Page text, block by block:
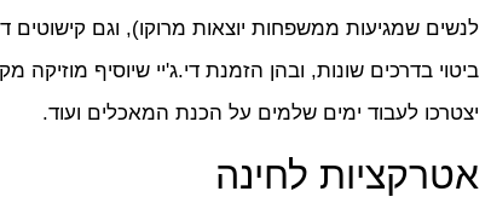
לנשים שמגיעות ממשפחות יוצאות מרוקו), וגם קישוטים
ביטוי בדרכים שונות, ובהן הזמנת די.ג'יי שיוסיף
יצטרכו לעבוד ימים שלמים על הכנת המאכלים ועוד.
אטרקציות לחינה